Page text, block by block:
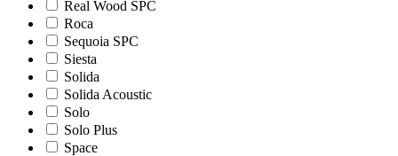
Real Wood SPC
Roca
Sequoia SPC
Siesta
Solida
Solida Acoustic
Solo
Solo Plus
Space